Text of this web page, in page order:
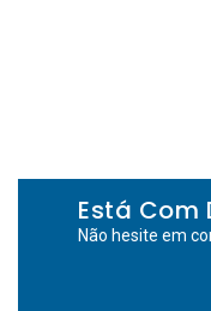
Está Com
Não hesite em